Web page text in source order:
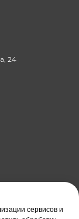
24
сервисов и